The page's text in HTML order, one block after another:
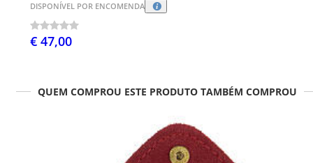
DISPONÍVEL POR ENCOMENDA
€ 47,00
QUEM COMPROU ESTE PRODUTO TAMBÉM COMPROU